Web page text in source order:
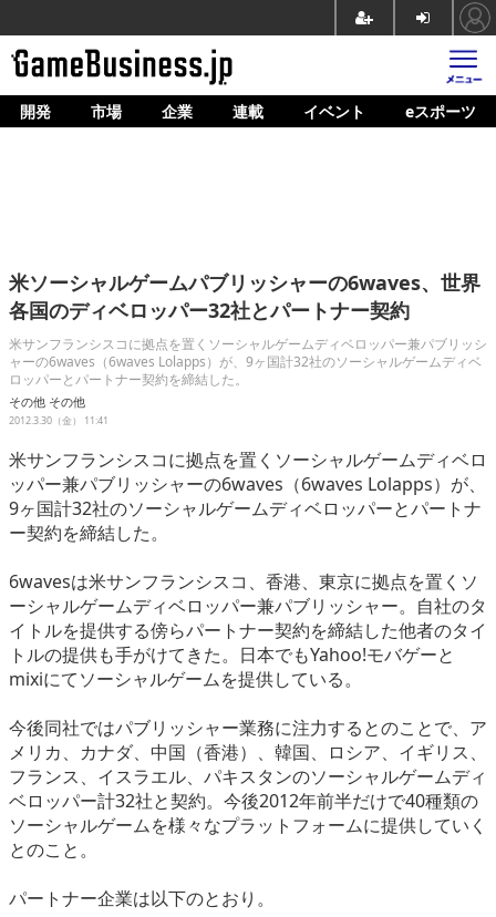
ホーム
企業動向
人材育成
産業政策
連載
イベント/セミナー
eスポーツ
開発 市場 企業 連載 イベント eスポーツ
米ソーシャルゲームパブリッシャーの6waves、世界
各国のディベロッパー32社とパートナー契約
米サンフランシスコに拠点を置くソーシャルゲームディベロッパー兼パブリッシ
ャーの6waves（6waves Lolapps）が、9ヶ国計32社のソーシャルゲームディベ
ロッパーとパートナー契約を締結した。
その他 その他
2012.3.30（金） 11:41
米サンフランシスコに拠点を置くソーシャルゲームディベロ
ッパー兼パブリッシャーの6waves（6waves Lolapps）が、
9ヶ国計32社のソーシャルゲームディベロッパーとパートナ
ー契約を締結した。
6wavesは米サンフランシスコ、香港、東京に拠点を置くソ
ーシャルゲームディベロッパー兼パブリッシャー。自社のタ
イトルを提供する傍らパートナー契約を締結した他者のタイ
トルの提供も手がけてきた。日本でもYahoo!モバゲーと
mixiにてソーシャルゲームを提供している。
今後同社ではパブリッシャー業務に注力するとのことで、ア
メリカ、カナダ、中国（香港）、韓国、ロシア、イギリス、
フランス、イスラエル、パキスタンのソーシャルゲームディ
ベロッパー計32社と契約。今後2012年前半だけで40種類の
ソーシャルゲームを様々なプラットフォームに提供していく
とのこと。
パートナー企業は以下のとおり。